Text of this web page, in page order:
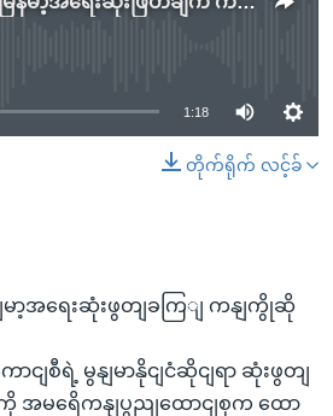
source currently available
1:18
တိုက်ရိုက် လင့်ခ်
မာ့အရေးဆုံးဖွတျခကြျ ကနျကွိုဆို
ျစီရဲ့ မွနျမာနိုငျငံဆိုငျရာ ဆုံးဖွတျ
အမရေိကနျပွညျထောငျစုက ထော